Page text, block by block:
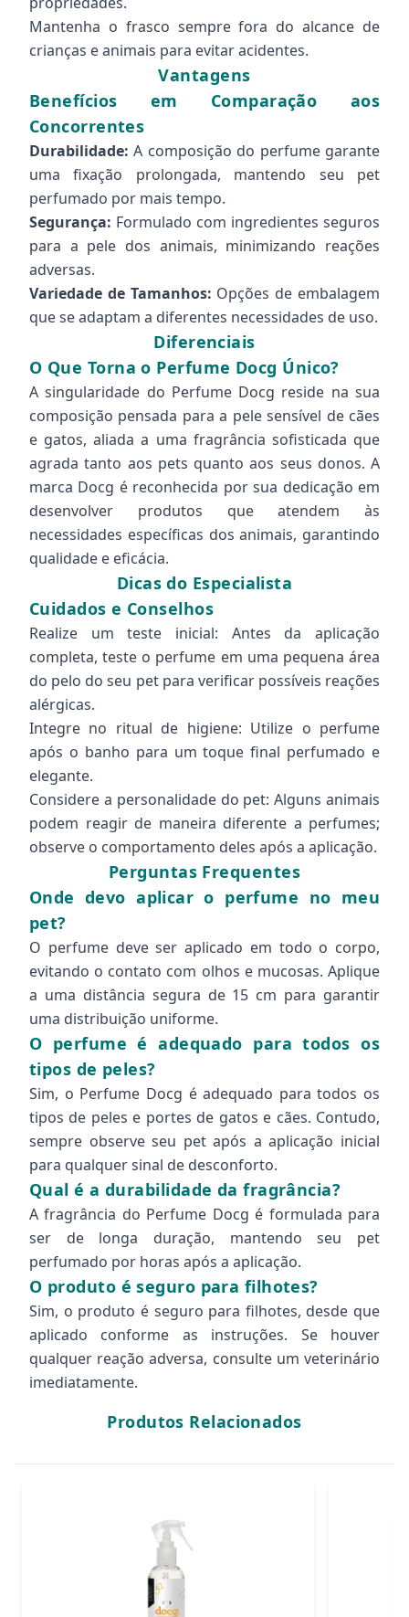
Mantenha o frasco sempre fora do alcance de
crianças e animais para evitar acidentes.
Vantagens
Benefícios em Comparação aos
Concorrentes
Durabilidade: A composição do perfume garante
uma fixação prolongada, mantendo seu pet
perfumado por mais tempo.
Segurança: Formulado com ingredientes seguros
para a pele dos animais, minimizando reações
adversas.
Variedade de Tamanhos: Opções de embalagem
que se adaptam a diferentes necessidades de uso.
Diferenciais
O Que Torna o Perfume Docg Único?
A singularidade do Perfume Docg reside na sua
composição pensada para a pele sensível de cães
e gatos, aliada a uma fragrância sofisticada que
agrada tanto aos pets quanto aos seus donos. A
marca Docg é reconhecida por sua dedicação em
desenvolver produtos que atendem às
necessidades específicas dos animais, garantindo
qualidade e eficácia.
Dicas do Especialista
Cuidados e Conselhos
Realize um teste inicial: Antes da aplicação
completa, teste o perfume em uma pequena área
do pelo do seu pet para verificar possíveis reações
alérgicas.
Integre no ritual de higiene: Utilize o perfume
após o banho para um toque final perfumado e
elegante.
Considere a personalidade do pet: Alguns animais
podem reagir de maneira diferente a perfumes;
observe o comportamento deles após a aplicação.
Perguntas Frequentes
Onde devo aplicar o perfume no meu
pet?
O perfume deve ser aplicado em todo o corpo,
evitando o contato com olhos e mucosas. Aplique
a uma distância segura de 15 cm para garantir
uma distribuição uniforme.
O perfume é adequado para todos os
tipos de peles?
Sim, o Perfume Docg é adequado para todos os
tipos de peles e portes de gatos e cães. Contudo,
sempre observe seu pet após a aplicação inicial
para qualquer sinal de desconforto.
Qual é a durabilidade da fragrância?
A fragrância do Perfume Docg é formulada para
ser de longa duração, mantendo seu pet
perfumado por horas após a aplicação.
O produto é seguro para filhotes?
Sim, o produto é seguro para filhotes, desde que
aplicado conforme as instruções. Se houver
qualquer reação adversa, consulte um veterinário
imediatamente.
Produtos Relacionados